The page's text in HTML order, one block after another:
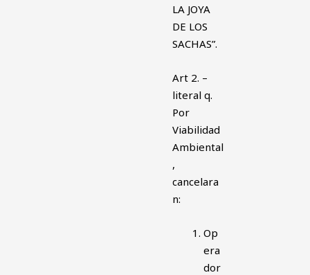
LA JOYA
DE LOS
SACHAS”.
Art 2. –
literal q.
Por
Viabilidad
Ambiental
,
cancelara
n:
Op
era
dor